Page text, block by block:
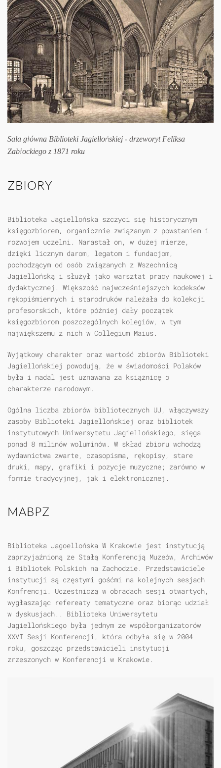
Sala główna Biblioteki Jagiellońskiej - drzeworyt Feliksa
Zabłockiego z 1871 roku
ZBIORY
Biblioteka Jagiellońska szczyci się historycznym
księgozbiorem, organicznie związanym z powstaniem i
rozwojem uczelni. Narastał on, w dużej mierze,
dzięki licznym darom, legatom i fundacjom,
pochodzącym od osób związanych z Wszechnicą
Jagiellońską i służył jako warsztat pracy naukowej i
dydaktycznej. Większość najwcześniejszych kodeksów
rękopiśmiennych i starodruków należała do kolekcji
profesorskich, które później dały początek
księgozbiorom poszczególnych kolegiów, w tym
największemu z nich w Collegium Maius.
Wyjątkowy charakter oraz wartość zbiorów Biblioteki
Jagiellońskiej powodują, że w świadomości Polaków
była i nadal jest uznawana za książnicę o
charakterze narodowym.
Ogólna liczba zbiorów bibliotecznych UJ, włączywszy
zasoby Biblioteki Jagiellońskiej oraz bibliotek
instytutowych Uniwersytetu Jagiellońskiego, sięga
ponad 8 milinów woluminów. W skład zbioru wchodzą
wydawnictwa zwarte, czasopisma, rękopisy, stare
druki, mapy, grafiki i pozycje muzyczne; zarówno w
formie tradycyjnej, jak i elektronicznej.
MABPZ
Biblioteka Jagoellońska W Krakowie jest instytucją
zaprzyjaźnioną ze Stałą Konferencją Muzeów, Archiwów
i Bibliotek Polskich na Zachodzie. Przedstawiciele
instytucji są częstymi gośćmi na kolejnych sesjach
Konfrencji. Uczestniczą w obradach sesji otwartych,
wygłaszając refereaty tematyczne oraz biorąc udział
w dyskusjach.. Biblioteka Uniwersytetu
Jagiellońskiego była jednym ze współorganizatorów
XXVI Sesji Konferencji, która odbyła się w 2004
roku, goszcząc przedstawicieli instytucji
zrzeszonych w Konferencji w Krakowie.